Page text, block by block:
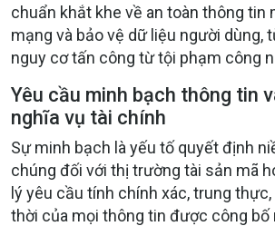
chuẩn khắt khe về an toàn thông tin
mạng và bảo vệ dữ liệu người dùng,
nguy cơ tấn công từ tội phạm công
Yêu cầu minh bạch thông tin
nghĩa vụ tài chính
Sự minh bạch là yếu tố quyết định
chúng đối với thị trường tài sản mã
lý yêu cầu tính chính xác, trung
thời của mọi thông tin được công bố